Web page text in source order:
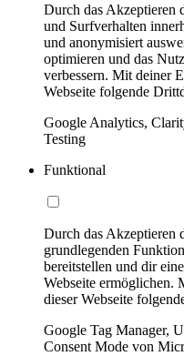
Durch das Akzeptieren
und Surfverhalten
und anonymisiert
optimieren und das
verbessern. Mit deiner
Webseite folgende
Google Analytics,
Testing
Funktional
Durch das Akzeptieren
grundlegenden
bereitstellen und dir
Webseite ermöglichen.
dieser Webseite
Google Tag Manager,
Consent Mode von